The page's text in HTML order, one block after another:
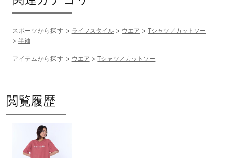
スポーツから探す ライフスタイル ウエア
Tシャツ／カットソー
半袖
アイテムから探す ウエア Tシャツ／カットソー
閲覧履歴